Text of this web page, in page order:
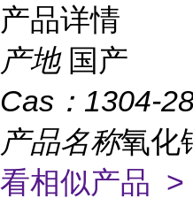
产品详情
产地 国产
Cas： 1304-
产品名称氧化
看相似产品 >